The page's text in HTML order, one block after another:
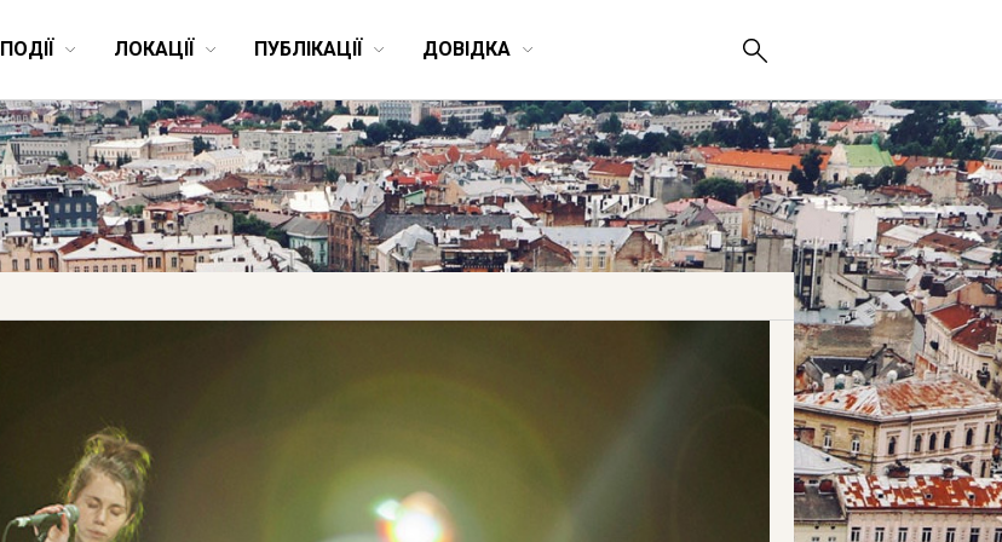
ПОДІЇ ЛОКАЦІЇ ПУБЛІКАЦІЇ ДОВІДКА